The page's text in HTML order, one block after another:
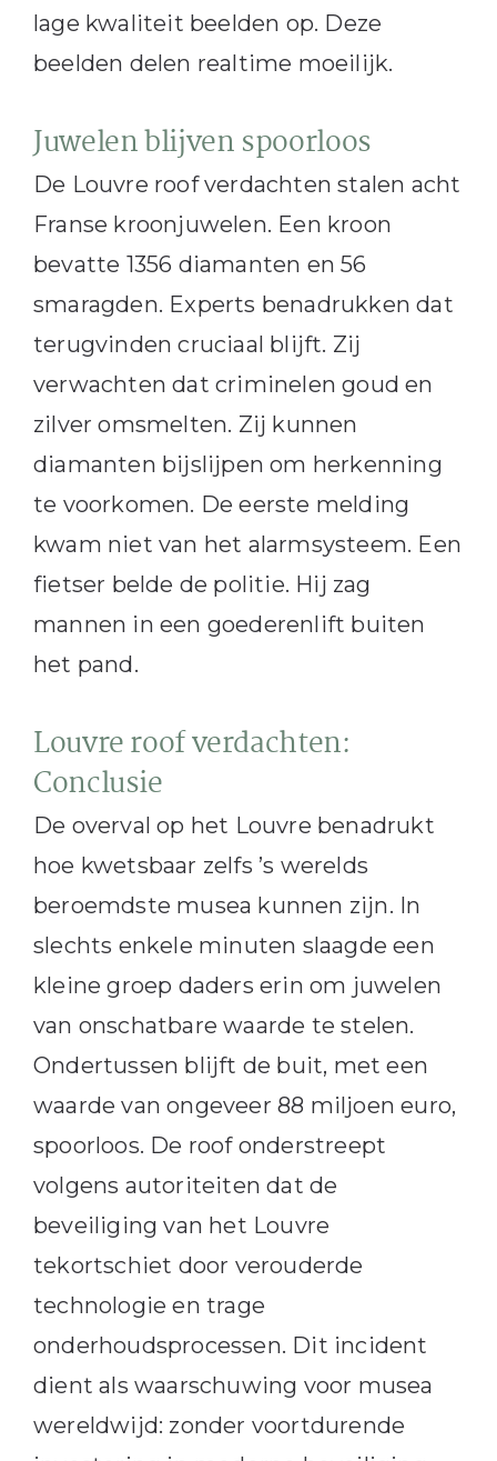
lage kwaliteit beelden op. Deze
beelden delen realtime moeilijk.
Juwelen blijven spoorloos
De Louvre roof verdachten stalen acht
Franse kroonjuwelen. Een kroon
bevatte 1356 diamanten en 56
smaragden. Experts benadrukken dat
terugvinden cruciaal blijft. Zij
verwachten dat criminelen goud en
zilver omsmelten. Zij kunnen
diamanten bijslijpen om herkenning
te voorkomen. De eerste melding
kwam niet van het alarmsysteem. Een
fietser belde de politie. Hij zag
mannen in een goederenlift buiten
het pand.
Louvre roof verdachten:
Conclusie
De overval op het Louvre benadrukt
hoe kwetsbaar zelfs ’s werelds
beroemdste musea kunnen zijn. In
slechts enkele minuten slaagde een
kleine groep daders erin om juwelen
van onschatbare waarde te stelen.
Ondertussen blijft de buit, met een
waarde van ongeveer 88 miljoen euro,
spoorloos. De roof onderstreept
volgens autoriteiten dat de
beveiliging van het Louvre
tekortschiet door verouderde
technologie en trage
onderhoudsprocessen. Dit incident
dient als waarschuwing voor musea
wereldwijd: zonder voortdurende